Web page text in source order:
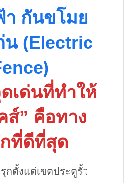
า กันขโมย
(Electric
เด่นที่ทำให้
ส์” คือทาง
กที่ดีที่สุด
กตั้งแต่เขตประตูรั้ว